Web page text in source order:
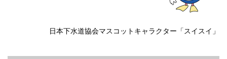
日本下水道協会マスコットキャラクター「スイスイ」